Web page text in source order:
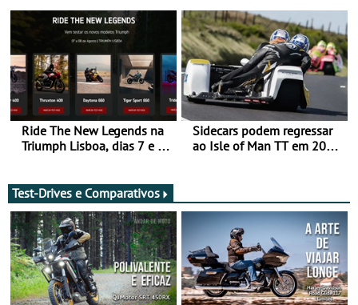
ganhar
Ride The New Legends na
Triumph Lisboa, dias 7 e 8
Sidecars podem regressar
ao Isle of Man TT em 2027
Test-Drives e Comparativos